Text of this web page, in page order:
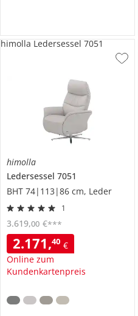
himolla
Ledersessel 7051
BHT 74|113|86 cm, Leder
1
2.171,40 €
Online zum
Kundenkartenpreis
3.619,00 €***
himolla Ledersessel 7051